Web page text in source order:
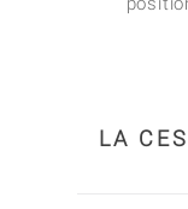
LA